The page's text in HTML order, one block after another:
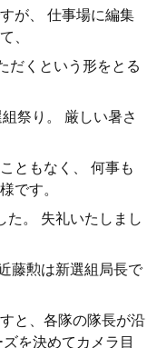
が、 仕事場に編集
、
だくという形をとる
祭り。 厳しい暑さ
ともなく、 何事も
です。
た。 失礼いたしまし
藤勲は新選組局長で
と、各隊の隊長が沿
を決めてカメラ目